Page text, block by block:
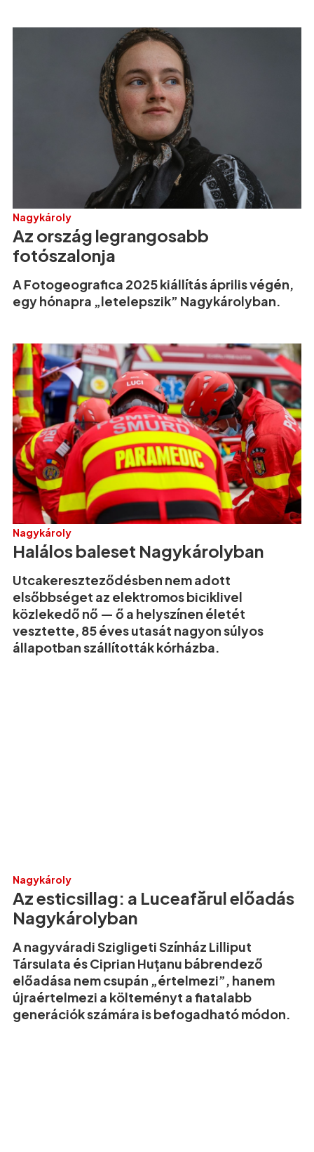
Nagykároly
Az ország legrangosabb
fotószalonja
A Fotogeografica 2025 kiállítás április végén,
egy hónapra „letelepszik” Nagykárolyban.
Nagykároly
Halálos baleset Nagykárolyban
Utcakereszteződésben nem adott
elsőbbséget az elektromos biciklivel
közlekedő nő — ő a helyszínen életét
vesztette, 85 éves utasát nagyon súlyos
állapotban szállították kórházba.
Nagykároly
Az esticsillag: a Luceafărul előadás
Nagykárolyban
A nagyváradi Szigligeti Színház Lilliput
Társulata és Ciprian Huțanu bábrendező
előadása nem csupán „értelmezi”, hanem
újraértelmezi a költeményt a fiatalabb
generációk számára is befogadható módon.